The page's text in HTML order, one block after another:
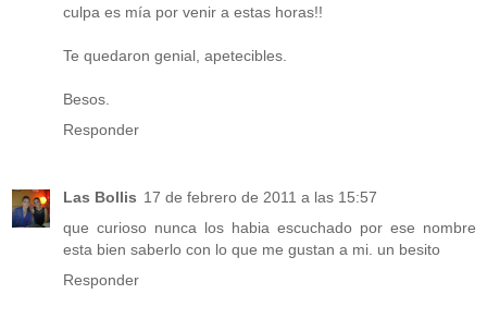
culpa es mía por venir a estas horas!!
Te quedaron genial, apetecibles.
Besos.
Responder
Las Bollis 17 de febrero de 2011 a las 15:57
que curioso nunca los habia escuchado por ese nombre
esta bien saberlo con lo que me gustan a mi. un besito
Responder